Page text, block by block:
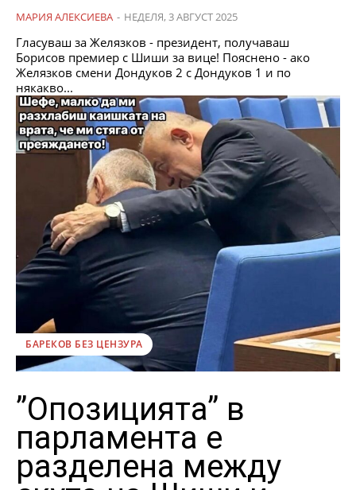
МАРИЯ АЛЕКСИЕВА - НЕДЕЛЯ, 3 АВГУСТ 2025
Гласуваш за Желязков - президент, получаваш
Борисов премиер с Шиши за вице! Пояснено - ако
Желязков смени Дондуков 2 с Дондуков 1 и по
някакво...
БАРЕКОВ БЕЗ ЦЕНЗУРА
”Опозицията” в
парламента е
разделена между